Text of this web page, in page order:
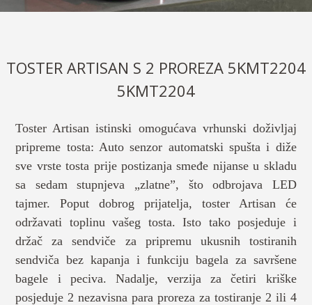
TOSTER ARTISAN S 2 PROREZA 5KMT2204
5KMT2204
Toster Artisan istinski omogućava vrhunski doživljaj
pripreme tosta: Auto senzor automatski spušta i diže
sve vrste tosta prije postizanja smeđe nijanse u skladu
sa sedam stupnjeva „zlatne”, što odbrojava LED
tajmer. Poput dobrog prijatelja, toster Artisan će
održavati toplinu vašeg tosta. Isto tako posjeduje i
držač za sendviče za pripremu ukusnih tostiranih
sendviča bez kapanja i funkciju bagela za savršene
bagele i peciva. Nadalje, verzija za četiri kriške
posjeduje 2 nezavisna para proreza za tostiranje 2 ili 4